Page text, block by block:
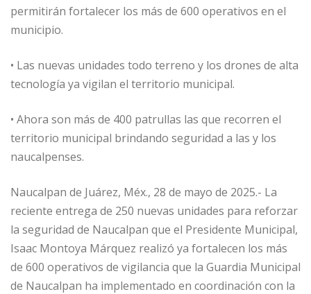
permitirán fortalecer los más de 600 operativos en el
municipio.
•⁠ ⁠⁠Las nuevas unidades todo terreno y los drones de alta
tecnología ya vigilan el territorio municipal.
•⁠ Ahora son más de 400 patrullas las que recorren el
territorio municipal brindando seguridad a las y los
naucalpenses.
Naucalpan de Juárez, Méx., 28 de mayo de 2025.- La
reciente entrega de 250 nuevas unidades para reforzar
la seguridad de Naucalpan que el Presidente Municipal,
Isaac Montoya Márquez realizó ya fortalecen los más
de 600 operativos de vigilancia que la Guardia Municipal
de Naucalpan ha implementado en coordinación con la